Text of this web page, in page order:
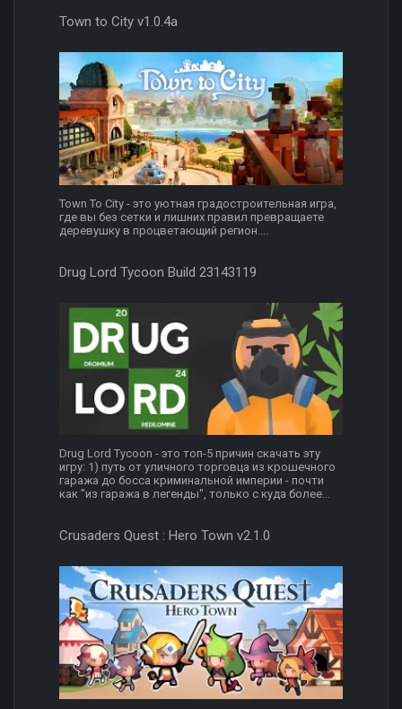
Town to City v1.0.4a
Town To City - это уютная градостроительная игра,
где вы без сетки и лишних правил превращаете
деревушку в процветающий регион....
Drug Lord Tycoon Build 23143119
Drug Lord Tycoon - это топ-5 причин скачать эту
игру: 1) путь от уличного торговца из крошечного
гаража до босса криминальной империи - почти
как "из гаража в легенды", только с куда более...
Crusaders Quest : Hero Town v2.1.0